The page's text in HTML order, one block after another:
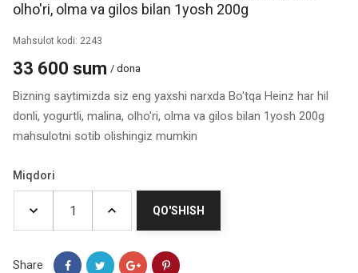
olho'ri, olma va gilos bilan 1yosh 200g
Mahsulot kodi: 2243
33 600 sum / dona
Bizning saytimizda siz eng yaxshi narxda Bo'tqa Heinz har hil
donli, yogurtli, malina, olho'ri, olma va gilos bilan 1yosh 200g
mahsulotni sotib olishingiz mumkin
Miqdori
QO'SHISH
Share